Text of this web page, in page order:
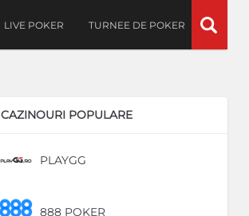
LIVE POKER TURNEE DE POKER
CAZINOURI POPULARE
PLAYGG
888 POKER